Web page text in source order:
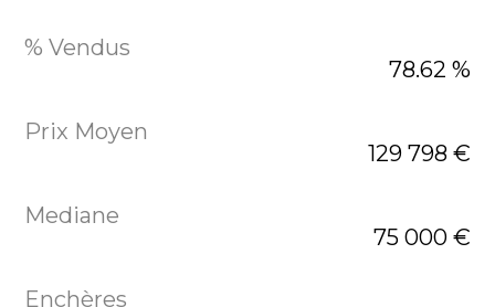
78.62 %
129 798 €
75 000 €